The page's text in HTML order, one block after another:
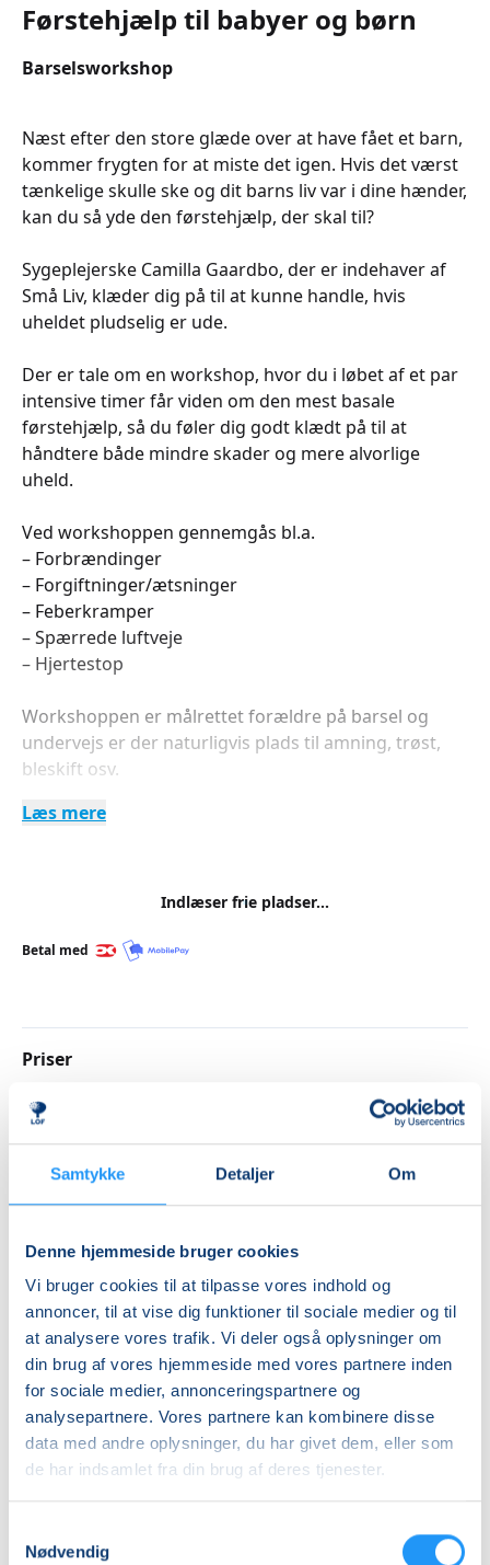
Samtykke Detaljer Om
Denne hjemmeside bruger cookies
Vi bruger cookies til at tilpasse vores indhold og
annoncer, til at vise dig funktioner til sociale medier og til
at analysere vores trafik. Vi deler også oplysninger om
din brug af vores hjemmeside med vores partnere inden
for sociale medier, annonceringspartnere og
analysepartnere. Vores partnere kan kombinere disse
data med andre oplysninger, du har givet dem, eller som
de har indsamlet fra din brug af deres tjenester.
Nødvendig
Førstehjælp til babyer og børn
Barselsworkshop
Næst efter den store glæde over at have fået et barn,
kommer frygten for at miste det igen. Hvis det værst
tænkelige skulle ske og dit barns liv var i dine hænder,
kan du så yde den førstehjælp, der skal til?
Sygeplejerske Camilla Gaardbo, der er indehaver af
Små Liv, klæder dig på til at kunne handle, hvis
uheldet pludselig er ude.
Der er tale om en workshop, hvor du i løbet af et par
intensive timer får viden om den mest basale
førstehjælp, så du føler dig godt klædt på til at
håndtere både mindre skader og mere alvorlige
uheld.
Ved workshoppen gennemgås bl.a.
– Forbrændinger
– Forgiftninger/ætsninger
– Feberkramper
– Spærrede luftveje
– Hjertestop
Workshoppen er målrettet forældre på barsel og
undervejs er der naturligvis plads til amning, trøst,
bleskift osv.
Gravide samt bedsteforældre og andre interesserede
For at få bedst muligt udbytte er der et begrænset
Læs mere
Indlæser frie pladser...
Betal med
Priser
Almen
DKK 395,00
Ledig-KBH
DKK 372,00
Ledig-FRB
DKK 375,00
Studerende-KBH
DKK 372,00
Studerende-FRB
DKK 375,00
Unge (18-25 år)-KBH
Info